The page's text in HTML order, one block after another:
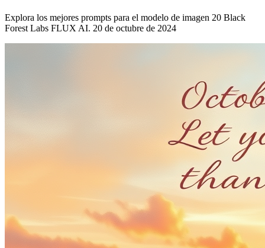
Explora los mejores prompts para el modelo de imagen 20 Black
Forest Labs FLUX AI. 20 de octubre de 2024